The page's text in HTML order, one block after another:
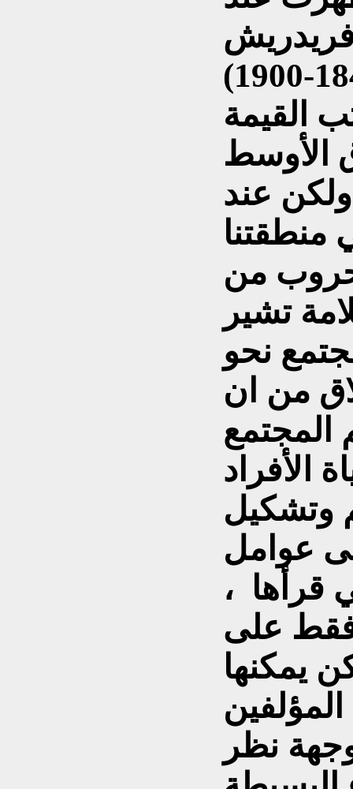
فريدريش
القيمة
الأوسط
عند
منطقتنا
من
تشير
نحو
من ان
وتشكيل
عوامل
قرأها ،
فقط على
يمكنها
نظر